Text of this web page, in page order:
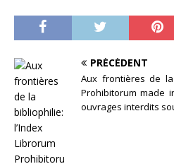
PRÉCÉDENT
Aux frontières de la
Prohibitorum made
ouvrages interdits